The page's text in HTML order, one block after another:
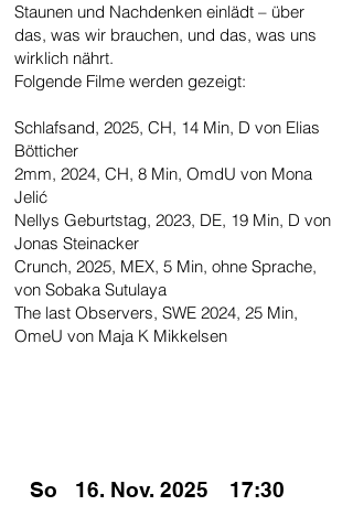
Staunen und Nachdenken einlädt – über
das, was wir brauchen, und das, was uns
wirklich nährt.
Folgende Filme werden gezeigt:
Schlafsand, 2025, CH, 14 Min, D von Elias
Bötticher
2mm, 2024, CH, 8 Min, OmdU von Mona
Jelić
Nellys Geburtstag, 2023, DE, 19 Min, D von
Jonas Steinacker
Crunch, 2025, MEX, 5 Min, ohne Sprache,
von Sobaka Sutulaya
The last Observers, SWE 2024, 25 Min,
OmeU von Maja K Mikkelsen
16. Nov. 2025
17:30
So